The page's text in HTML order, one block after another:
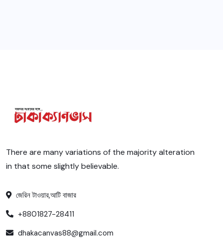
There are many variations of the majority alteration
in that some slightly believable.
জেরিন টাওয়ার,আটি বাজার
+8801827-28411
dhakacanvas88@gmail.com